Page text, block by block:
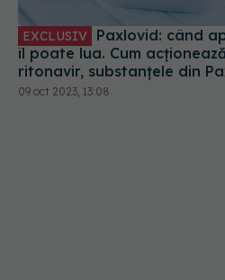
EXCLUSIV
îl poate lua. Cum
ritonavir, substanțele din
semnat contractul. Va fi
09 oct 2023, 13:08